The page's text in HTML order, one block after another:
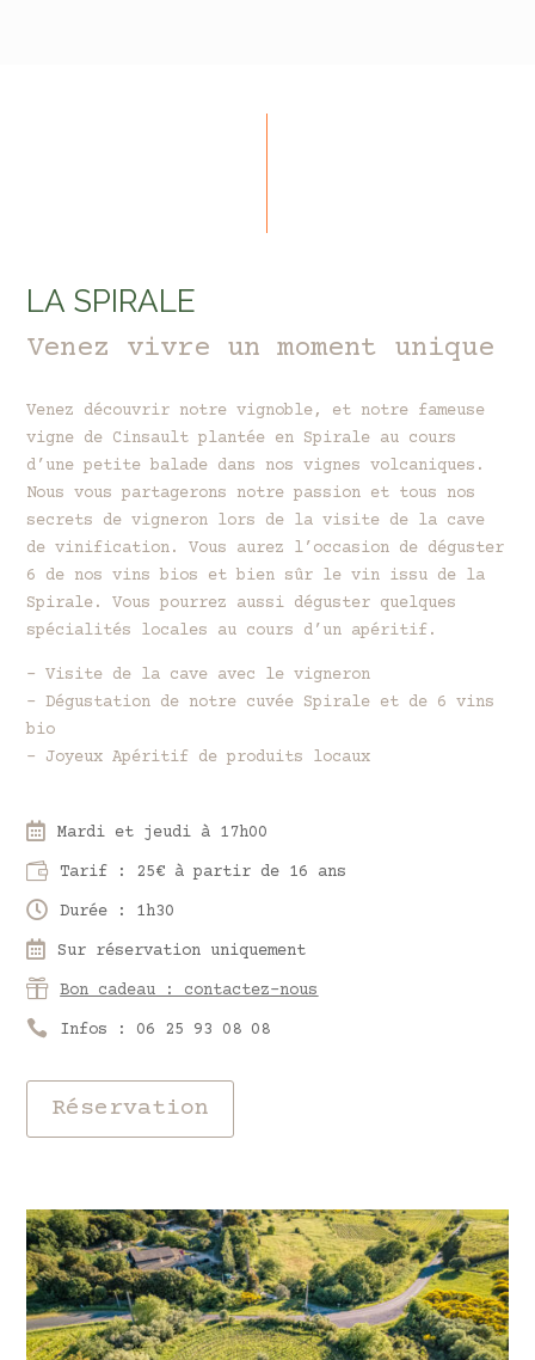
LA SPIRALE
Venez vivre un moment unique
Venez découvrir notre vignoble, et notre fameuse
vigne de Cinsault plantée en Spirale au cours
d’une petite balade dans nos vignes volcaniques.
Nous vous partagerons notre passion et tous nos
secrets de vigneron lors de la visite de la cave
de vinification. Vous aurez l’occasion de déguster
6 de nos vins bios et bien sûr le vin issu de la
Spirale. Vous pourrez aussi déguster quelques
spécialités locales au cours d’un apéritif.
– Visite de la cave avec le vigneron
– Dégustation de notre cuvée Spirale et de 6 vins
bio
– Joyeux Apéritif de produits locaux
 Mardi et jeudi à 17h00
 Tarif : 25€ à partir de 16 ans
 Durée : 1h30
 Sur réservation uniquement
 Bon cadeau : contactez-nous
 Infos : 06 25 93 08 08
Réservation